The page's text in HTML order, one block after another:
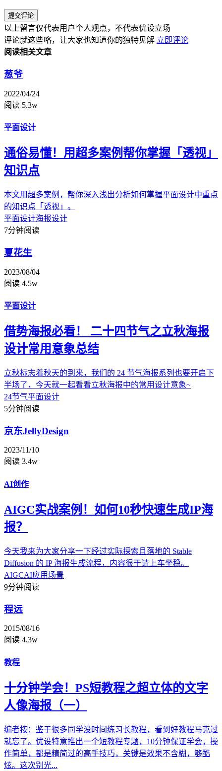
提交评论
以上留言仅代表用户个人观点，不代表优设立场
评论就这些咯，让大家也知道你的独特见解 立即评论
阅读相关文章
葱爷
2022/04/24
阅读 5.3w
平面设计
通俗易懂！用超多案例帮你掌握「透视」
知识点
本文用超多案例，帮你深入浅出分析如何掌握平面设计中重点
的知识点「透视」。
平面设计海报设计
7分钟阅读
夏花生
2023/08/04
阅读 4.5w
平面设计
借势海报必看！ 二十四节气之立秋海报
设计常用意象总结
立秋标志着秋天的到来，我们的 24 节气海报系列也要开启下
半场了，今天就一起看看立秋海报中的常用设计意象~
24节气平面设计
5分钟阅读
京东JellyDesign
2023/11/10
阅读 3.4w
AI创作
AIGC实战案例！如何10秒快速生成IP海
报？
今天我来为大家分享一下经过实际探索且落地的 Stable
Diffusion 的 IP 海报生成流程，内容很干请上车坐稳。
AIGCAI应用场景
9分钟阅读
程远
2015/08/16
阅读 4.3w
教程
十分钟学会！PS短教程之超立体的文字
人像海报（一）
编者按：鉴于很多同学没时间练习长教程，看到好教程马克过
就忘了。优设特意推出一个短教程专题，10分钟保证学会，操
作简单，都是精简过的高手技巧，关键是效果不含糊，够酷
炫。这次别光...